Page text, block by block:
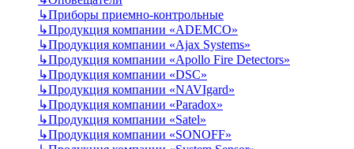
↳Приборы приемно-контрольные
↳Продукция компании «ADEMCO»
↳Продукция компании «Ajax Systems»
↳Продукция компании «Apollo Fire Detectors»
↳Продукция компании «DSC»
↳Продукция компании «NAVIgard»
↳Продукция компании «Paradox»
↳Продукция компании «Satel»
↳Продукция компании «SONOFF»